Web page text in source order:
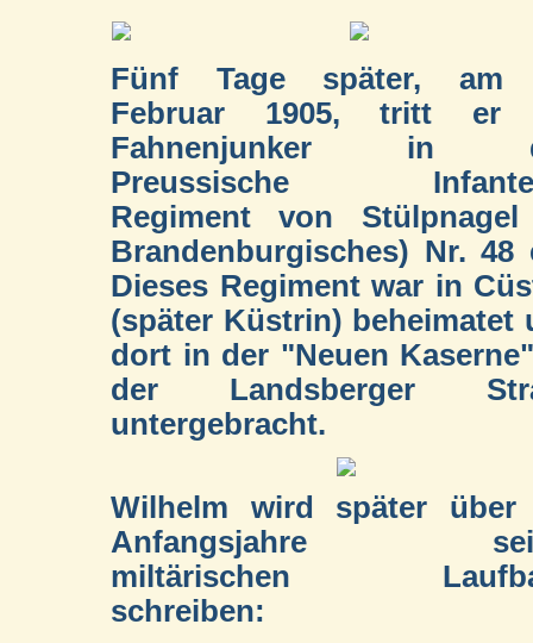
Fünf Tage später, am
Februar 1905, tritt er
Fahnenjunker in
Preussische
Regiment von
Brandenburgisches) Nr. 48
Dieses Regiment war in
(später Küstrin) beheimatet
dort in der "Neuen
der Landsberger
untergebracht.
Wilhelm wird später über
Anfangsjahre
miltärischen
schreiben: